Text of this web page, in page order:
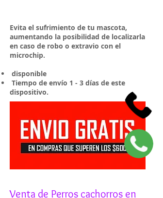
Evita el sufrimiento de tu mascota,
aumentando la posibilidad de localizarla
en caso de robo o extravio con el
microchip.
disponible
Tiempo de envío 1 - 3 días de este
dispositivo.
Venta de Perros cachorros en